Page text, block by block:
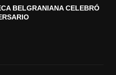
BELGRANIANA CELEBRÓ